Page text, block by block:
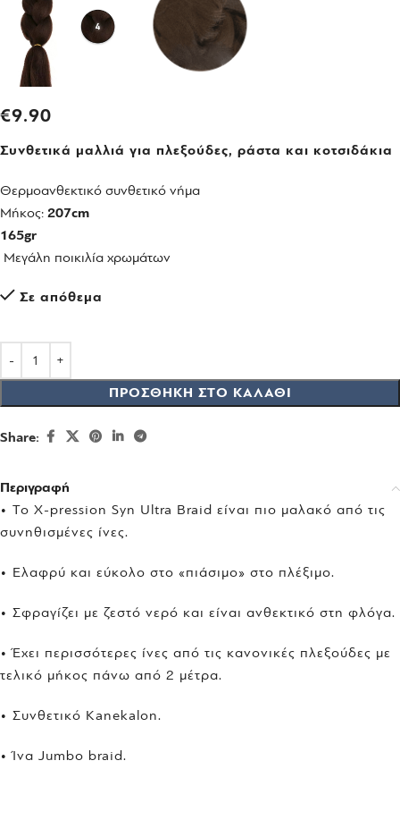
€9.90
Συνθετικά μαλλιά για πλεξούδες, ράστα και κοτσιδάκια
Θερμοανθεκτικό συνθετικό νήμα
Μήκος: 207cm
165gr
Μεγάλη ποικιλία χρωμάτων
Σε απόθεμα
ΠΡΟΣΘΉΚΗ ΣΤΟ ΚΑΛΆΘΙ
Share:
Περιγραφή
• Το X-pression Syn Ultra Braid είναι πιο μαλακό από τις
συνηθισμένες ίνες.
• Ελαφρύ και εύκολο στο «πιάσιμο» στο πλέξιμο.
• Σφραγίζει με ζεστό νερό και είναι ανθεκτικό στη φλόγα.
• Έχει περισσότερες ίνες από τις κανονικές πλεξούδες με
τελικό μήκος πάνω από 2 μέτρα.
• Συνθετικό Kanekalon.
• Ίνα Jumbo braid.